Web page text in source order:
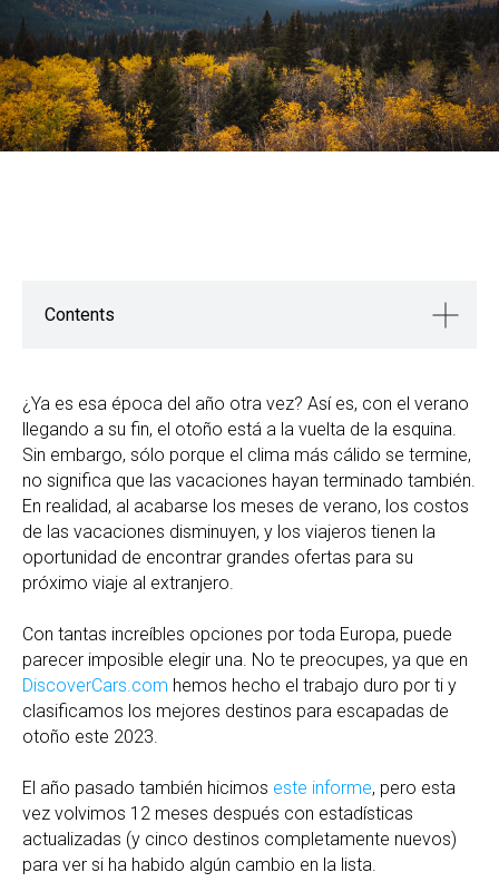
Contents
¿Ya es esa época del año otra vez? Así es, con el verano
llegando a su fin, el otoño está a la vuelta de la esquina.
Sin embargo, sólo porque el clima más cálido se termine,
no significa que las vacaciones hayan terminado también.
En realidad, al acabarse los meses de verano, los costos
de las vacaciones disminuyen, y los viajeros tienen la
oportunidad de encontrar grandes ofertas para su
próximo viaje al extranjero.
Con tantas increíbles opciones por toda Europa, puede
parecer imposible elegir una. No te preocupes, ya que en
DiscoverCars.com hemos hecho el trabajo duro por ti y
clasificamos los mejores destinos para escapadas de
otoño este 2023.
El año pasado también hicimos este informe, pero esta
vez volvimos 12 meses después con estadísticas
actualizadas (y cinco destinos completamente nuevos)
para ver si ha habido algún cambio en la lista.